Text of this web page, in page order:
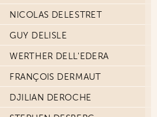
NICOLAS DELESTRET
GUY DELISLE
WERTHER DELL'EDERA
FRANÇOIS DERMAUT
DJILIAN DEROCHE